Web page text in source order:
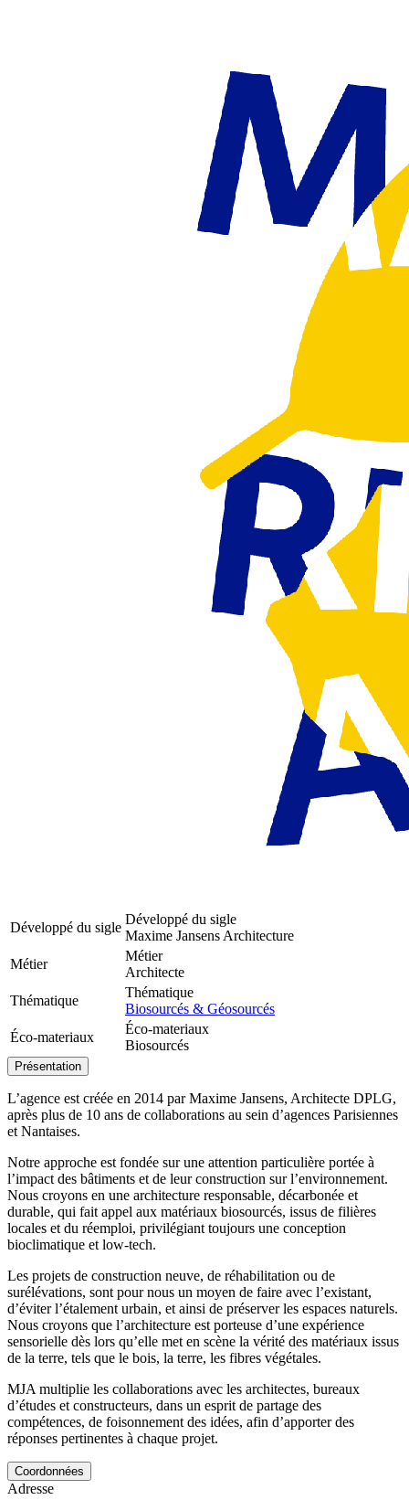
Développé du sigle
Développé du sigle
Maxime Jansens Architecture
Métier
Métier
Architecte
Thématique
Thématique
Biosourcés & Géosourcés
Éco-materiaux
Éco-materiaux
Biosourcés
Présentation
L’agence est créée en 2014 par Maxime Jansens, Architecte DPLG,
après plus de 10 ans de collaborations au sein d’agences Parisiennes
et Nantaises.
Notre approche est fondée sur une attention particulière portée à
l’impact des bâtiments et de leur construction sur l’environnement.
Nous croyons en une architecture responsable, décarbonée et
durable, qui fait appel aux matériaux biosourcés, issus de filières
locales et du réemploi, privilégiant toujours une conception
bioclimatique et low-tech.
Les projets de construction neuve, de réhabilitation ou de
surélévations, sont pour nous un moyen de faire avec l’existant,
d’éviter l’étalement urbain, et ainsi de préserver les espaces naturels.
Nous croyons que l’architecture est porteuse d’une expérience
sensorielle dès lors qu’elle met en scène la vérité des matériaux issus
de la terre, tels que le bois, la terre, les fibres végétales.
MJA multiplie les collaborations avec les architectes, bureaux
d’études et constructeurs, dans un esprit de partage des
compétences, de foisonnement des idées, afin d’apporter des
réponses pertinentes à chaque projet.
Coordonnées
Adresse